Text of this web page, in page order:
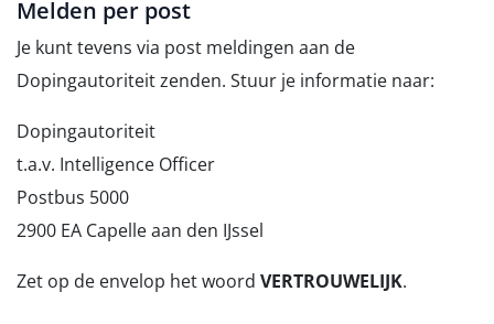
Melden per post
Je kunt tevens via post meldingen aan de
Dopingautoriteit zenden. Stuur je informatie naar:
Dopingautoriteit
t.a.v. Intelligence Officer
Postbus 5000
2900 EA Capelle aan den IJssel
Zet op de envelop het woord VERTROUWELIJK.